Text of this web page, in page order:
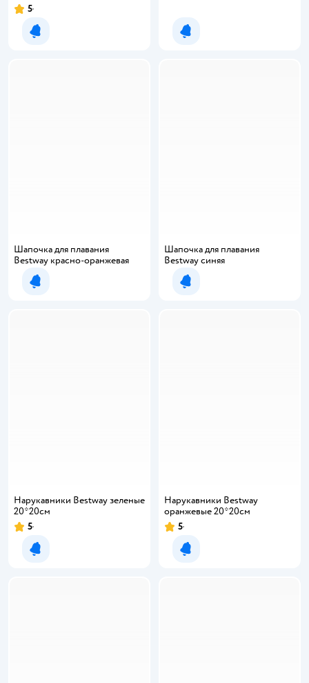
5
Уведомить о появлении Уведомить о появлении
Шапочка для плавания
Bestway красно-оранжевая
Уведомить о появлении
Шапочка для плавания
Bestway cиняя
Уведомить о появлении
Нарукавники Bestway зеленые
20*20см
5
Уведомить о появлении
Нарукавники Bestway
оранжевые 20*20см
5
Уведомить о появлении